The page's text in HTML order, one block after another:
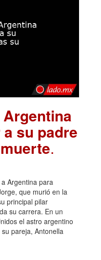
su padre
.
Argentina para
que murió en la
principal pilar
su carrera. En un
el astro argentino
pareja, Antonella